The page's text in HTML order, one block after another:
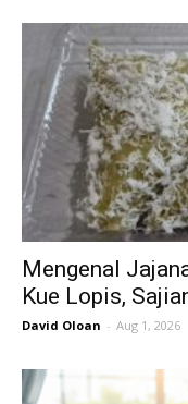
Mengenal
Kue Lopis,
David Oloan - Aug 1, 2026